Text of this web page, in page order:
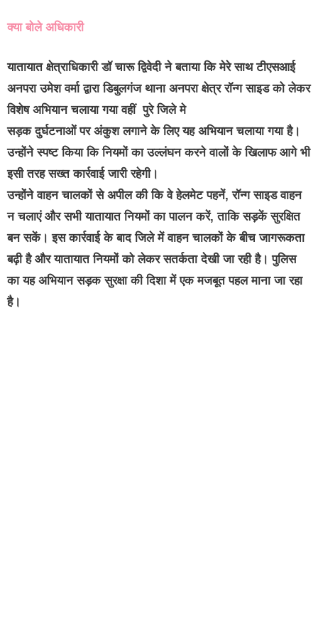
क्या बोले अधिकारी
यातायात क्षेत्राधिकारी डॉ चारू द्विवेदीने बताया कि मेरे साथ टीएसआई
अनपरा उमेश वर्मा द्वारा डिबुलगंज थाना अनपरा क्षेत्र रॉन्ग साइड को लेकर
विशेष अभियान चलाया गया वहीं पुरे जिले मे
सड़क दुर्घटनाओं पर अंकुश लगाने के लिए यह अभियान चलाया गया है।
उन्होंने स्पष्ट किया कि नियमों का उल्लंघन करने वालों के खिलाफ आगे भी
इसी तरह सख्त कार्रवाई जारी रहेगी।
उन्होंने वाहन चालकों से अपील की कि वे हेलमेट पहनें, रॉन्ग साइड वाहन
न चलाएं और सभी यातायात नियमों का पालन करें, ताकि सड़कें सुरक्षित
बन सकें। इस कार्रवाई के बाद जिले में वाहन चालकों के बीच जागरूकता
बढ़ी है और यातायात नियमों को लेकर सतर्कता देखी जा रही है। पुलिस
का यह अभियान सड़क सुरक्षा की दिशा में एक मजबूत पहल माना जा रहा
है।